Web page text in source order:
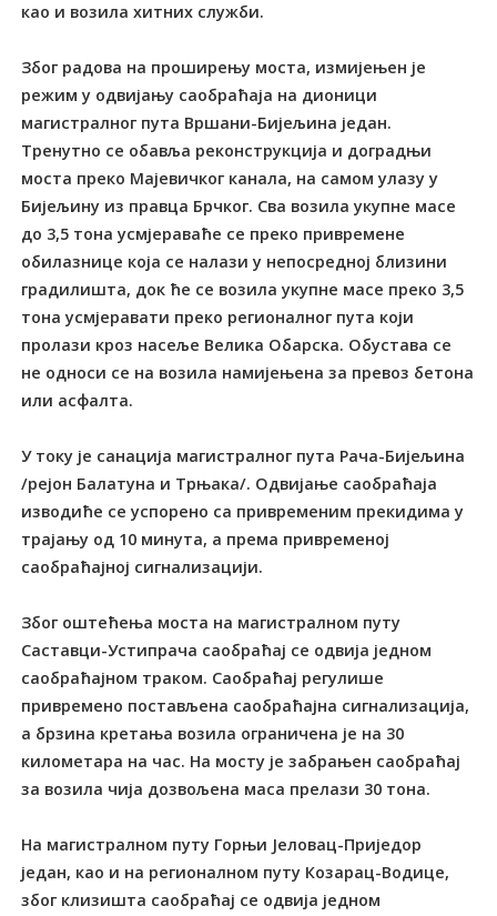
као и возила хитних служби.
Због радова на проширењу моста, измијењен је
режим у одвијању саобраћаја на дионици
магистралног пута Вршани-Бијељина један.
Тренутно се обавља реконструкција и доградњи
моста преко Мајевичког канала, на самом улазу у
Бијељину из правца Брчког. Сва возила укупне масе
до 3,5 тона усмјераваће се преко привремене
обилазнице која се налази у непосредној близини
градилишта, док ће се возила укупне масе преко 3,5
тона усмјеравати преко регионалног пута који
пролази кроз насеље Велика Обарска. Обустава се
не односи се на возила намијењена за превоз бетона
или асфалта.
У току је санација магистралног пута Рача-Бијељина
/рејон Балатуна и Трњака/. Одвијање саобраћаја
изводиће се успорено са привременим прекидима у
трајању од 10 минута, а према привременој
саобраћајној сигнализацији.
Због оштећења моста на магистралном путу
Саставци-Устипрача саобраћај се одвија једном
саобраћајном траком. Саобраћај регулише
привремено постављена саобраћајна сигнализација,
а брзина кретања возила ограничена је на 30
километара на час. На мосту је забрањен саобраћај
за возила чија дозвољена маса прелази 30 тона.
На магистралном путу Горњи Јеловац-Приједор
један, као и на регионалном путу Козарац-Водице,
због клизишта саобраћај се одвија једном